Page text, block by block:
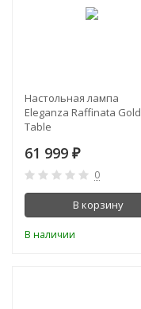
Настольная лампа
Eleganza Raffinata Gold
Table
61 999 ₽
0
В корзину
В наличии